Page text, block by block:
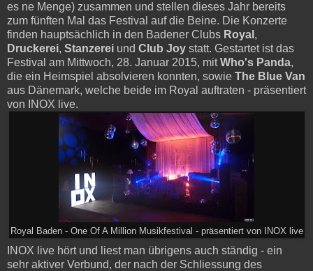
es ne Menge) zusammen und stellen dieses Jahr bereits
zum fünften Mal das Festival auf die Beine. Die Konzerte
finden hauptsächlich in den Badener Clubs Royal ,
Druckerei, Stanzerei und Club Joy statt. Gestartet ist das
Festival am Mittwoch, 28. Januar 2015, mitWho's Panda,
die ein Heimspiel absolvieren konnten, sowie The Blue Van
aus Dänemark, welche beide im Royal auftraten - präsentiert
von INOX live.
Royal Baden - One Of A Million Musikfestival - präsentiert von INOX live
INOX live hört und liest man übrigens auch ständig - ein
sehr aktiver Verbund, der nach der Schliessung des